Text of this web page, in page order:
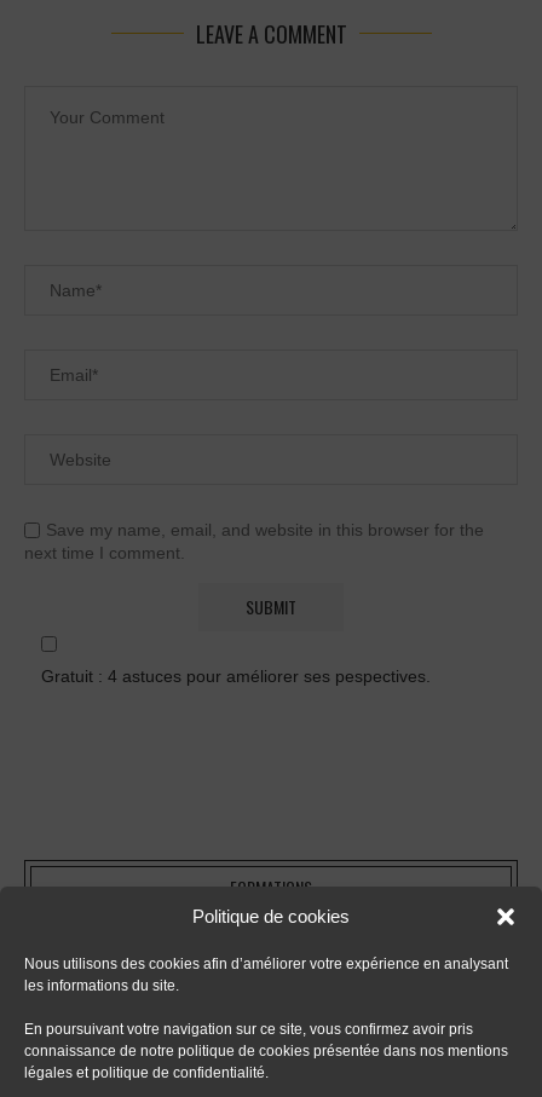
Politique de cookies
Nous utilisons des cookies afin d’améliorer votre expérience en analysant
les informations du site.
En poursuivant votre navigation sur ce site, vous confirmez avoir pris
connaissance de notre politique de cookies présentée dans nos mentions
légales et politique de confidentialité.
LEAVE A COMMENT
Save my name, email, and website in this browser for the
next time I comment.
Gratuit : 4 astuces pour améliorer ses pespectives.
FORMATIONS
- Tout sur le dessin en perspective
- Apprendre le digital painting
- Apprendre la perspective d'intérieur